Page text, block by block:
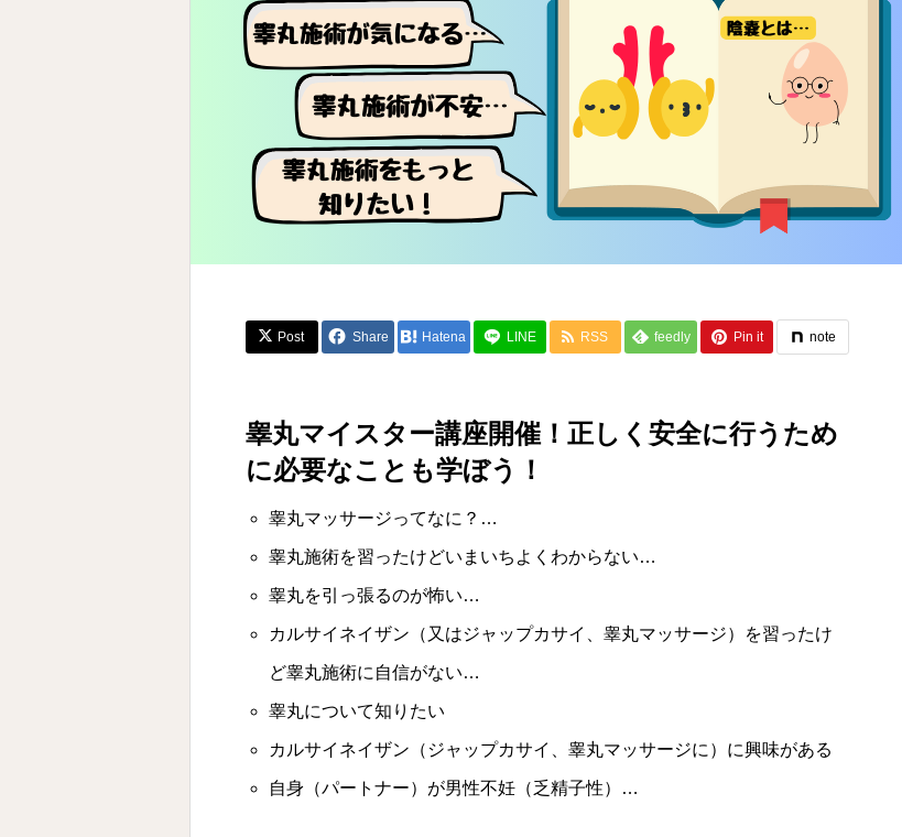
Post Share Hatena LINE RSS feedly Pin it note
睾丸マイスター講座開催！正しく安全に行うため
に必要なことも学ぼう！
睾丸マッサージってなに？…
睾丸施術を習ったけどいまいちよくわからない…
睾丸を引っ張るのが怖い…
カルサイネイザン（又はジャップカサイ、睾丸マッサージ）を習ったけ
ど睾丸施術に自信がない…
睾丸について知りたい
カルサイネイザン（ジャップカサイ、睾丸マッサージに）に興味がある
自身（パートナー）が男性不妊（乏精子性）…